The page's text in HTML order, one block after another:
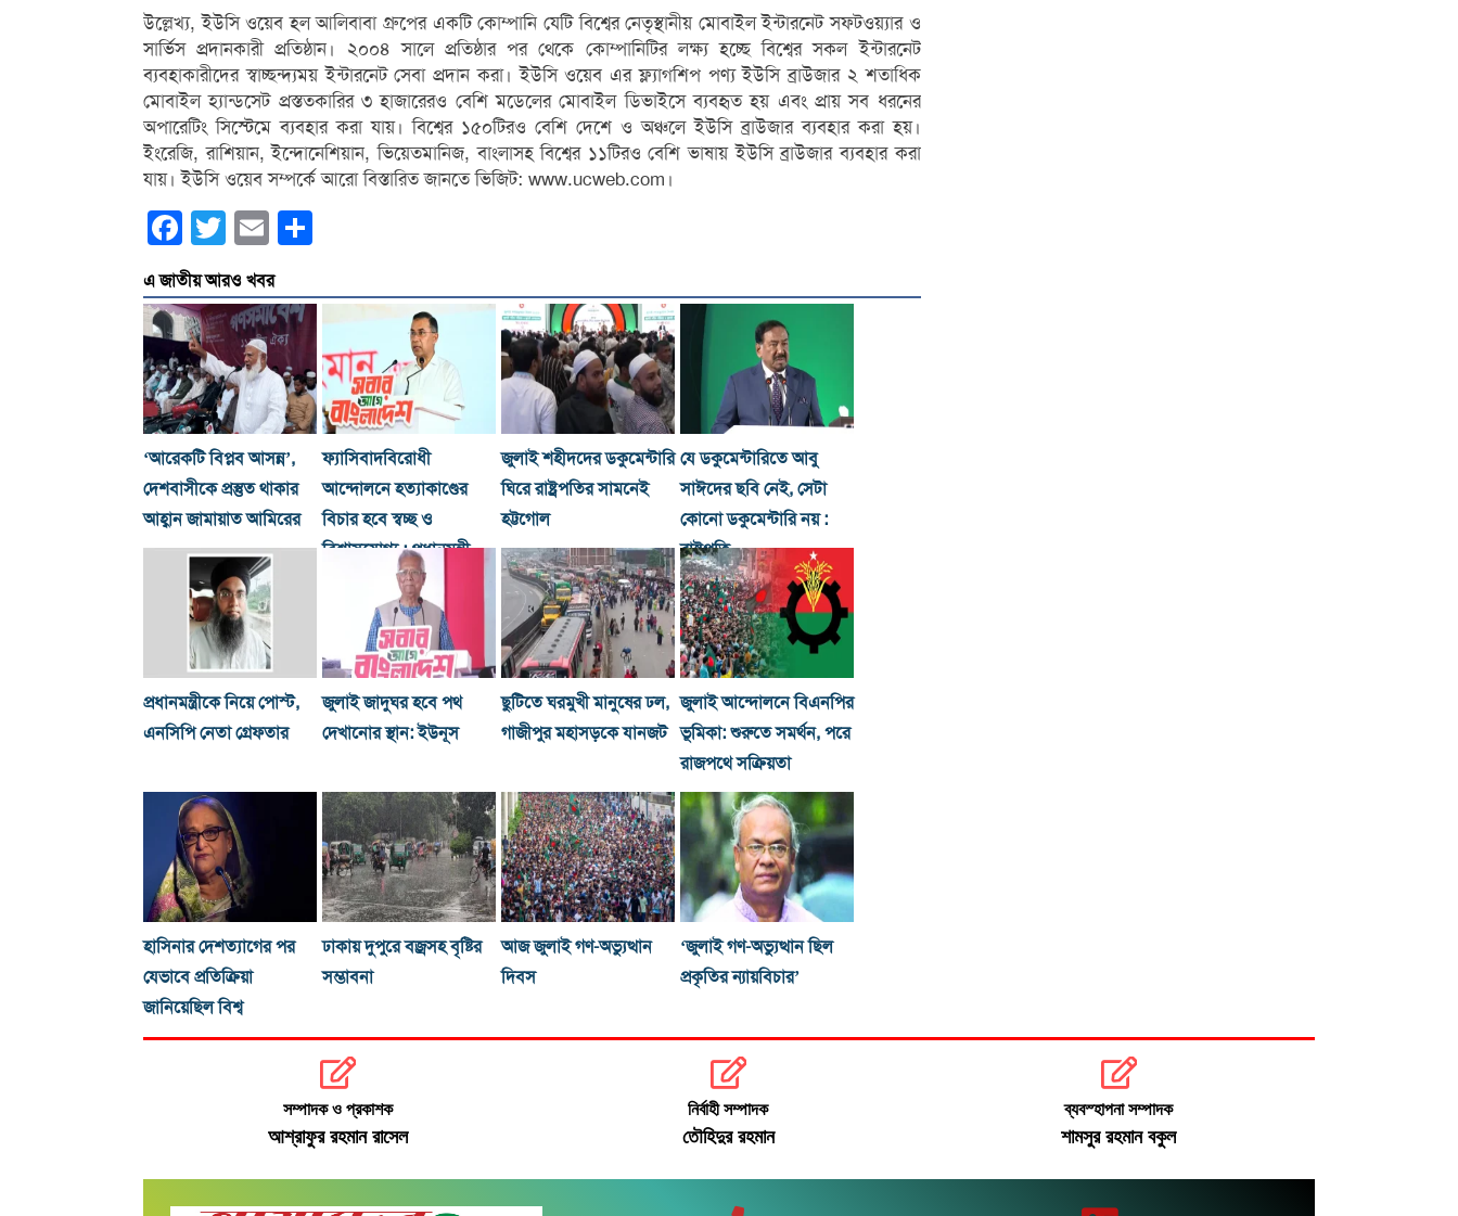
উল্লেখ্য, ইউসি ওয়েব হল আলিবাবা গ্রুপের একটি কোম্পানি যেটি বিশ্বের নেতৃস্থানীয় মোবাইল ইন্টারনেট সফটওয়্যার ও
সার্ভিস প্রদানকারী প্রতিষ্ঠান। ২০০৪ সালে প্রতিষ্ঠার পর থেকে কোম্পানিটির লক্ষ্য হচ্ছে বিশ্বের সকল ইন্টারনেট
ব্যবহাকারীদের স্বাচ্ছন্দ্যময় ইন্টারনেট সেবা প্রদান করা। ইউসি ওয়েব এর ফ্ল্যাগশিপ পণ্য ইউসি ব্রাউজার ২ শতাধিক
মোবাইল হ্যান্ডসেট প্রস্ততকারির ৩ হাজারেরও বেশি মডেলের মোবাইল ডিভাইসে ব্যবহৃত হয় এবং প্রায় সব ধরনের
অপারেটিং সিস্টেমে ব্যবহার করা যায়। বিশ্বের ১৫০টিরও বেশি দেশে ও অঞ্চলে ইউসি ব্রাউজার ব্যবহার করা হয়।
ইংরেজি, রাশিয়ান, ইন্দোনেশিয়ান, ভিয়েতমানিজ, বাংলাসহ বিশ্বের ১১টিরও বেশি ভাষায় ইউসি ব্রাউজার ব্যবহার করা
যায়। ইউসি ওয়েব সম্পর্কে আরো বিস্তারিত জানতে ভিজিট: www.ucweb.com।
Facebook
Twitter Email
এ জাতীয় আরও খবর
‘আরেকটি বিপ্লব আসন্ন’,
দেশবাসীকে প্রস্তুত থাকার
আহ্বান জামায়াত আমিরের
ফ্যাসিবাদবিরোধী
আন্দোলনে হত্যাকাণ্ডের
বিচার হবে স্বচ্ছ ও
বিশ্বাসযোগ্য : প্রধানমন্ত্রী
জুলাই শহীদদের ডকুমেন্টারি
ঘিরে রাষ্ট্রপতির সামনেই
হট্টগোল
যে ডকুমেন্টারিতে আবু
সাঈদের ছবি নেই, সেটা
কোনো ডকুমেন্টারি নয় :
রাষ্ট্রপতি
প্রধানমন্ত্রীকে নিয়ে পোস্ট,
এনসিপি নেতা গ্রেফতার
জুলাই জাদুঘর হবে পথ
দেখানোর স্থান: ইউনূস
ছুটিতে ঘরমুখী মানুষের ঢল,
গাজীপুর মহাসড়কে যানজট
জুলাই আন্দোলনে বিএনপির
ভূমিকা: শুরুতে সমর্থন, পরে
রাজপথে সক্রিয়তা
হাসিনার দেশত্যাগের পর
যেভাবে প্রতিক্রিয়া
জানিয়েছিল বিশ্ব
ঢাকায় দুপুরে বজ্রসহ বৃষ্টির
সম্ভাবনা
আজ জুলাই গণ-অভ্যুত্থান
দিবস
‘জুলাই গণ-অভ্যুত্থান ছিল
প্রকৃতির ন্যায়বিচার’
সম্পাদক ও প্রকাশক
আশ্রাফুর রহমান রাসেল
নির্বাহী সম্পাদক
তৌহিদুর রহমান
ব্যবস্হাপনা সম্পাদক
শামসুর রহমান বকুল